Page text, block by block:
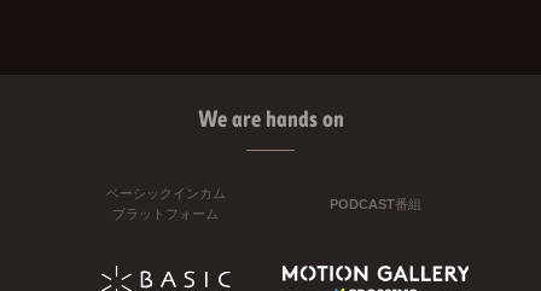
We are hands on
ベーシックインカム
プラットフォーム
PODCAST番組